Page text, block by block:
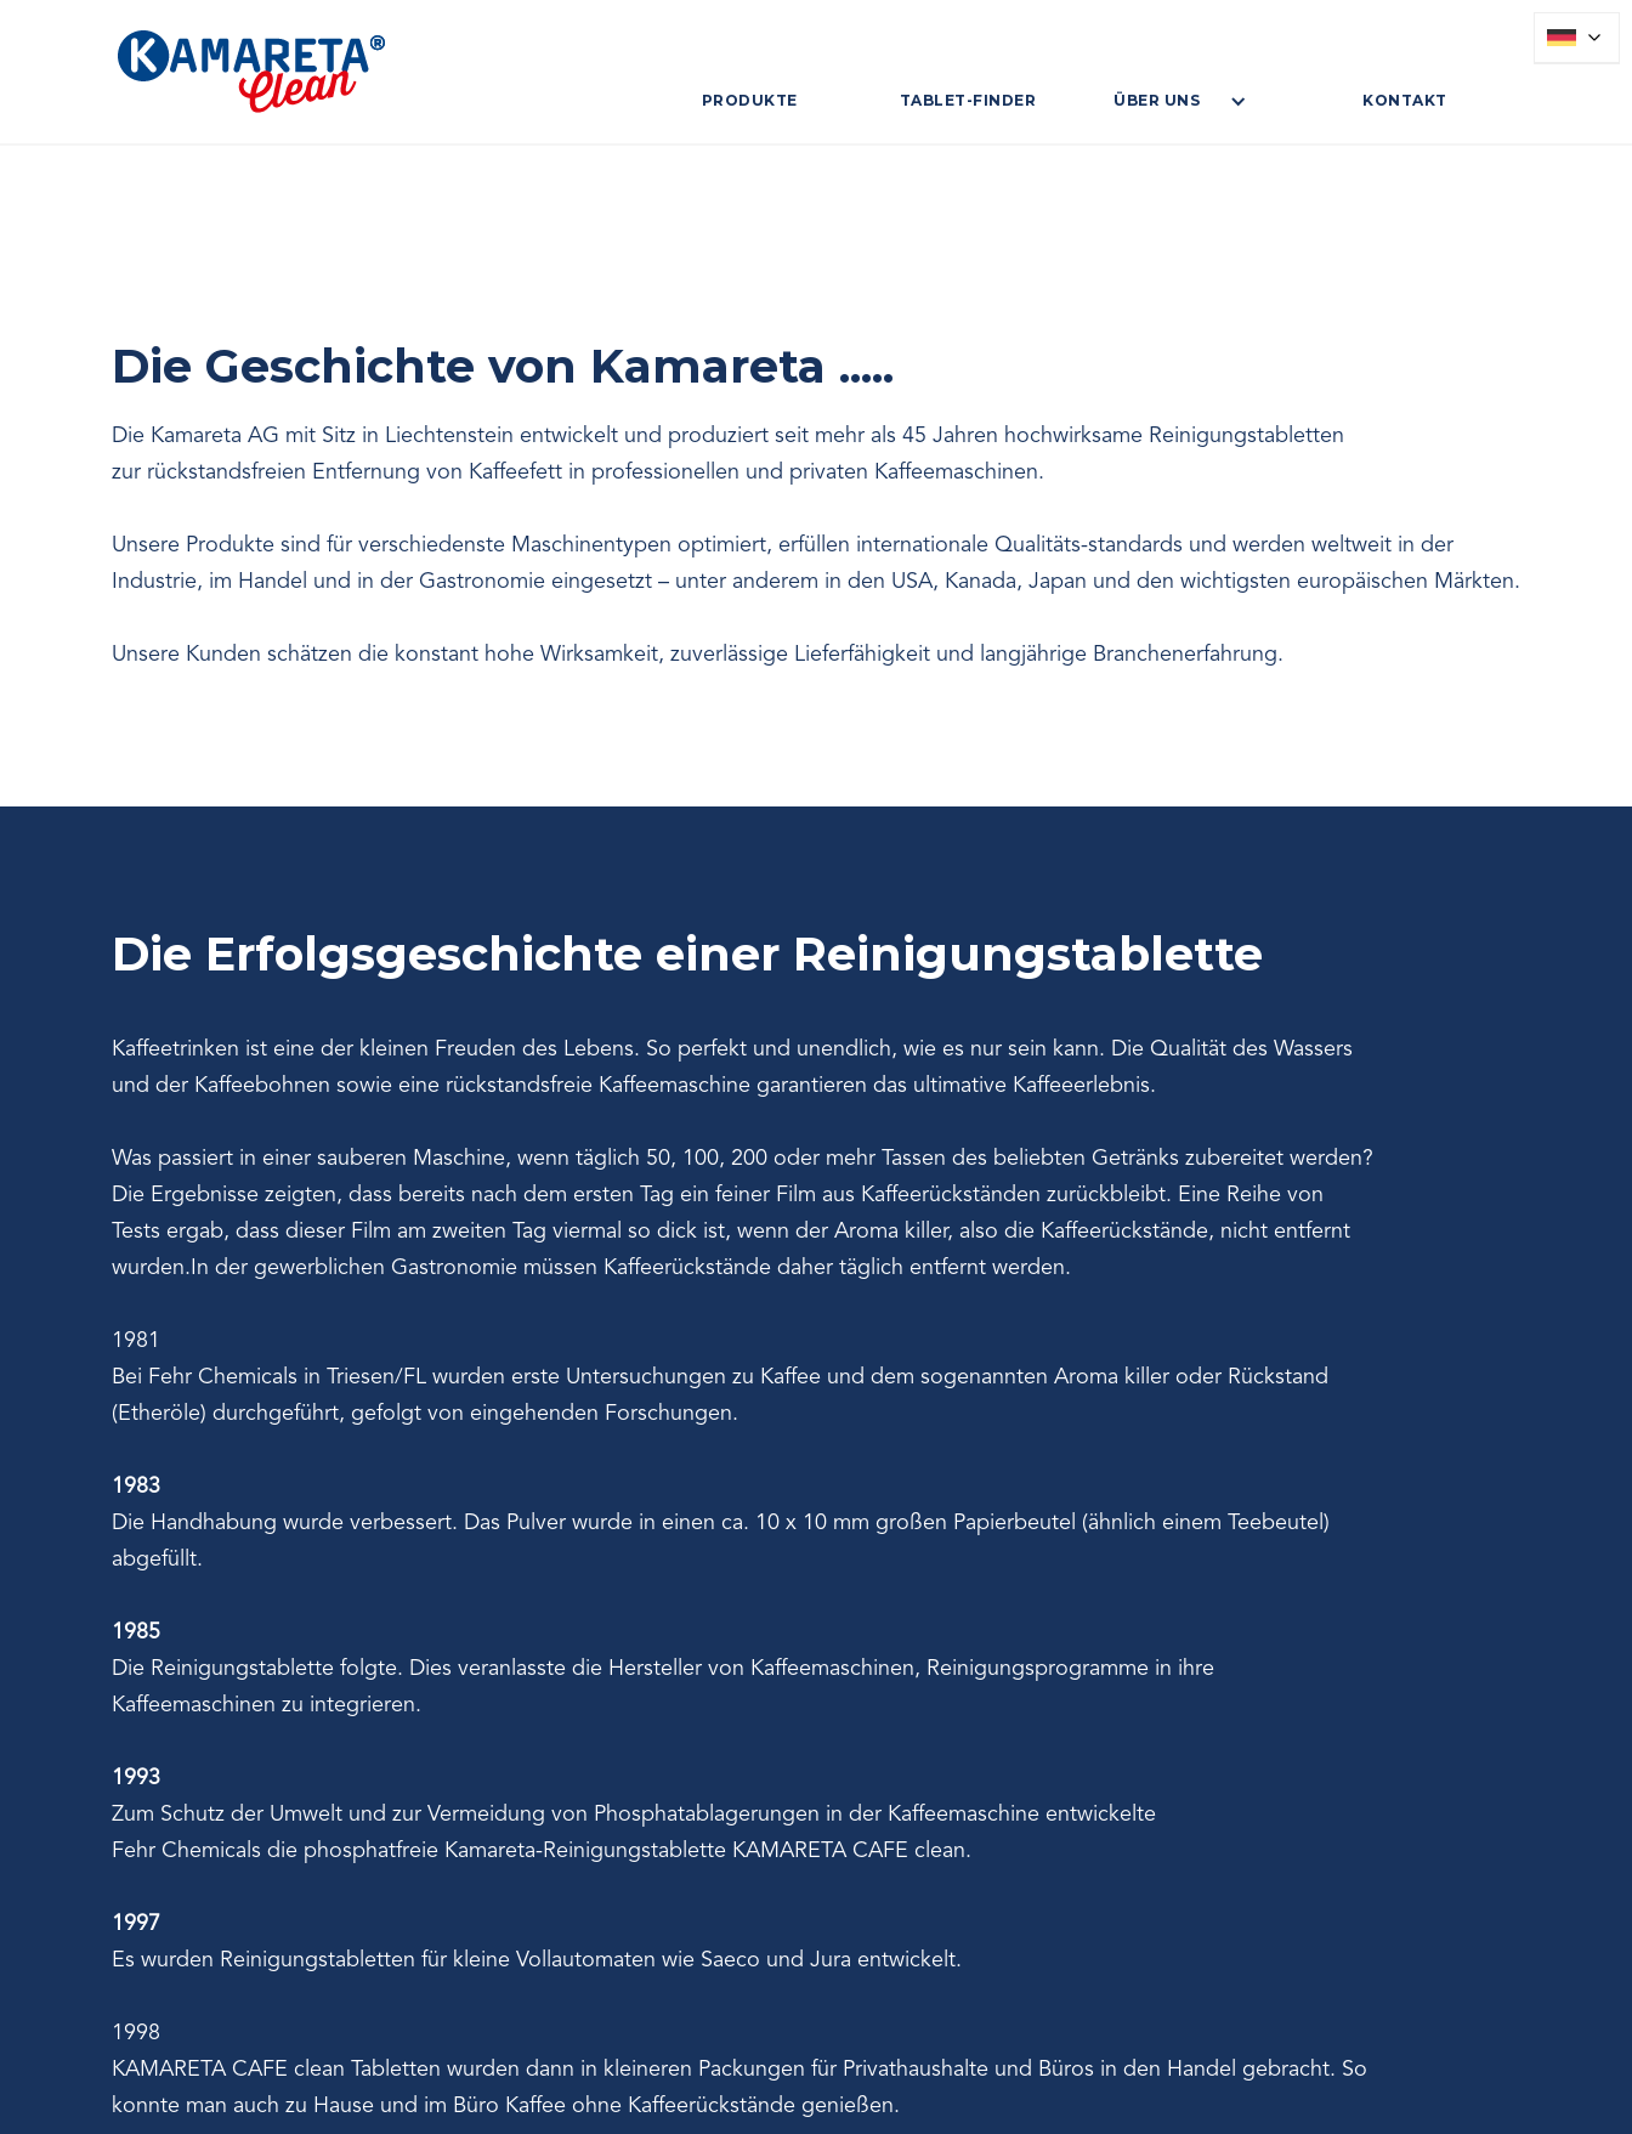
PRODUKTE TABLET-FINDER ÜBER UNS KONTAKT
Die Geschichte von Kamareta .....
Die Kamareta AG mit Sitz in Liechtenstein entwickelt und produziert seit mehr als 45 Jahren hochwirksame Reinigungstabletten
zur rückstandsfreien Entfernung von Kaffeefett in professionellen und privaten Kaffeemaschinen.
Unsere Produkte sind für verschiedenste Maschinentypen optimiert, erfüllen internationale Qualitäts-standards und werden weltweit in der
Industrie, im Handel und in der Gastronomie eingesetzt – unter anderem in den USA, Kanada, Japan und den wichtigsten europäischen Märkten.
Unsere Kunden schätzen die konstant hohe Wirksamkeit, zuverlässige Lieferfähigkeit und langjährige Branchenerfahrung.
Die Erfolgsgeschichte einer Reinigungstablette
Kaffeetrinken ist eine der kleinen Freuden des Lebens. So perfekt und unendlich, wie es nur sein kann. Die Qualität des Wassers
und der Kaffeebohnen sowie eine rückstandsfreie Kaffeemaschine garantieren das ultimative Kaffeeerlebnis.
Was passiert in einer sauberen Maschine, wenn täglich 50, 100, 200 oder mehr Tassen des beliebten Getränks zubereitet werden?
Die Ergebnisse zeigten, dass bereits nach dem ersten Tag ein feiner Film aus Kaffeerückständen zurückbleibt. Eine Reihe von
Tests ergab, dass dieser Film am zweiten Tag viermal so dick ist, wenn der Aroma killer, also die Kaffeerückstände, nicht entfernt
wurden.In der gewerblichen Gastronomie müssen Kaffeerückstände daher täglich entfernt werden.
1981
Bei Fehr Chemicals in Triesen/FL wurden erste Untersuchungen zu Kaffee und dem sogenannten Aroma killer oder Rückstand
(Etheröle) durchgeführt, gefolgt von eingehenden Forschungen.
1983
Die Handhabung wurde verbessert. Das Pulver wurde in einen ca. 10 x 10 mm großen Papierbeutel (ähnlich einem Teebeutel)
abgefüllt.
1985
Die Reinigungstablette folgte. Dies veranlasste die Hersteller von Kaffeemaschinen, Reinigungsprogramme in ihre
Kaffeemaschinen zu integrieren.
1993
Zum Schutz der Umwelt und zur Vermeidung von Phosphatablagerungen in der Kaffeemaschine entwickelte
Fehr Chemicals die phosphatfreie Kamareta-Reinigungstablette KAMARETA CAFE clean.
1997
Es wurden Reinigungstabletten für kleine Vollautomaten wie Saeco und Jura entwickelt.
1998
KAMARETA CAFE clean Tabletten wurden dann in kleineren Packungen für Privathaushalte und Büros in den Handel gebracht. So
konnte man auch zu Hause und im Büro Kaffee ohne Kaffeerückstände genießen.